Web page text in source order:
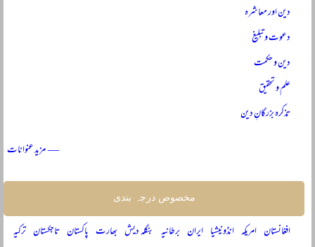
دین اور معاشرہ
دعوت و تبلیغ
دین و حکمت
علم و تحقیق
تذکرہ بزرگانِ دین
— مزید عنوانات
مخصوص درجہ بندی
افغانستان امریکہ انڈونیشیا ایران برطانیہ بنگلہ دیش بھارت پاکستان تاجکستان ترکیہ